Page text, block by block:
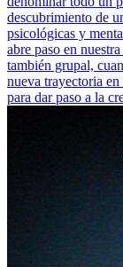
descubrimiento de
psicológicas y
abre paso en
también grupal,
nueva trayectoria
para dar paso a la